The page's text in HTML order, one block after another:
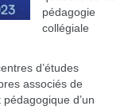
pédagogie
collégiale
d’études
associés de
d’un